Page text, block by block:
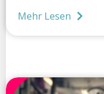
Mehr Lesen